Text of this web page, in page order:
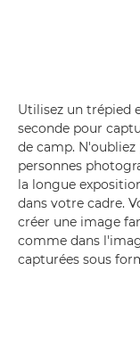
Utilisez un trépied
seconde pour
de camp.
personnes
la longue
dans votre cadre.
créer une image
comme dans
capturées sous